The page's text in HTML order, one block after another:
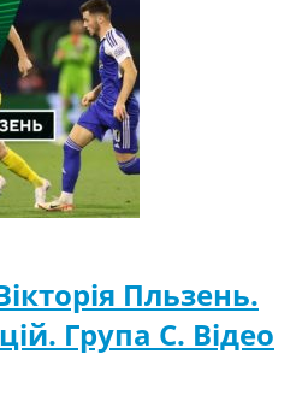
Пльзень.
Група C. Відео